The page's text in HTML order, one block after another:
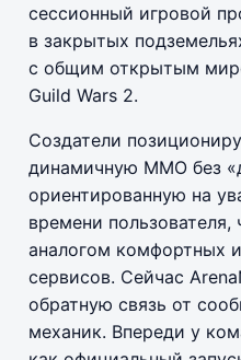
сессионный игровой
в закрытых
с общим открытым
Guild Wars 2.
Создатели
динамичную ММО без
ориентированную на
времени
аналогом комфортных
сервисов. Сейчас
обратную связь от
механик. Впереди у